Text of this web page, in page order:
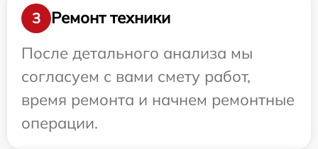
3
Ремонт техники
После детального анализа мы
согласуем с вами смету работ,
время ремонта и начнем ремонтные
операции.